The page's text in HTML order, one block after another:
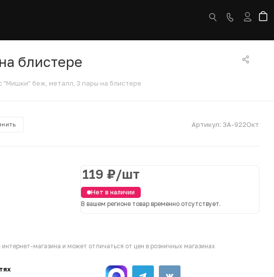
блистере
"Мишки" беж, металл, 3 пары на блистере
Артикул: ЗА-922Окт
119 ₽/шт
Нет в наличии
В вашем регионе товар временно отсутствует.
магазина и может отличаться от цен в розничных магазинах